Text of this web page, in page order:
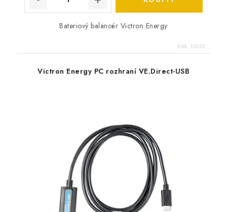
Bateriový balancér Victron Energy
Kód: E6632
Victron Energy PC rozhraní VE.Direct-USB